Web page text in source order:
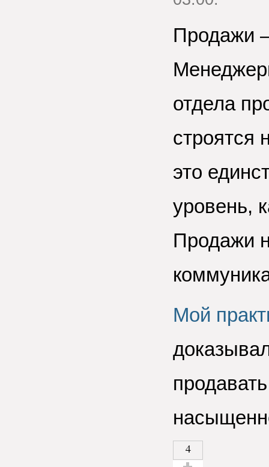
Продажи
отдела
строятся
это
уровень,
Продажи
Мой
4